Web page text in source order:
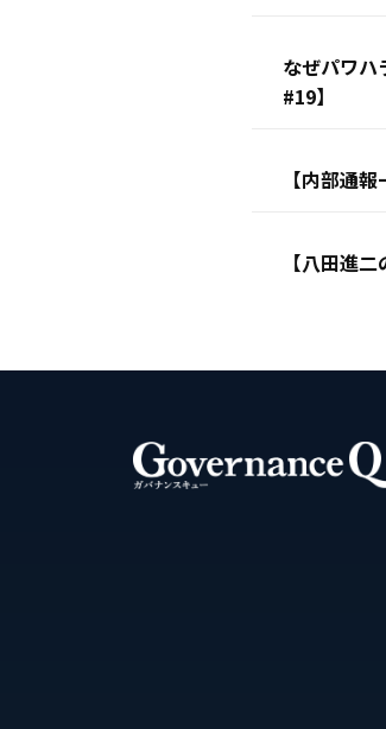
なぜパワハ
#19】
【内部通
【八田進